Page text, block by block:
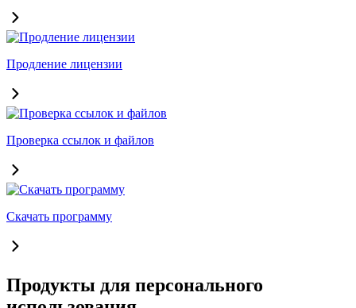
Продление лицензии
Проверка ссылок и файлов
Скачать программу
Продукты для персонального